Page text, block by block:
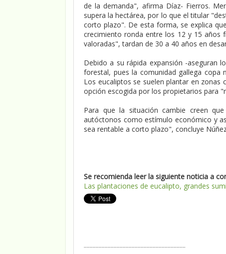
de la demanda", afirma Díaz- Fierros.
supera la hectárea, por lo que el titular
corto plazo". De esta forma, se explica
crecimiento ronda entre los 12 y 15
valoradas", tardan de 30 a 40 años en
Debido a su rápida expansión -aseguran
forestal, pues la comunidad gallega copa
Los eucaliptos se suelen plantar en
opción escogida por los propietarios para
Para que la situación cambie creen
autóctonos como estímulo económico y
sea rentable a corto plazo", concluye
Se recomienda leer la siguiente noticia a
Las plantaciones de eucalipto, grandes